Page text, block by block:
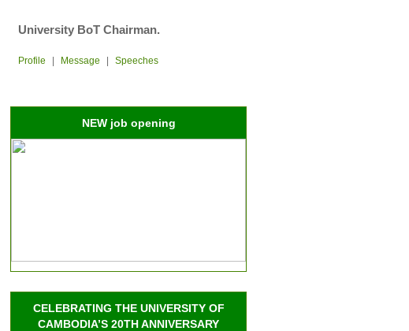
University BoT Chairman.
Profile Message Speeches
NEW job opening
CELEBRATING THE UNIVERSITY OF
CAMBODIA’S 20TH ANNIVERSARY